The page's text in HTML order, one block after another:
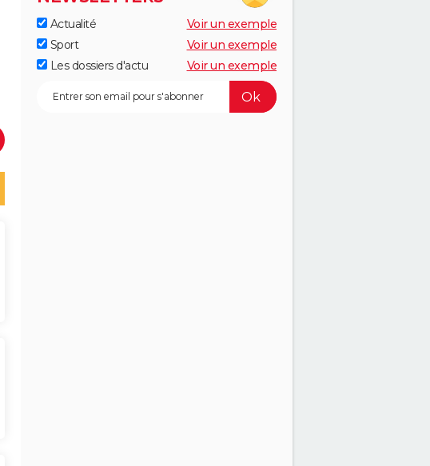
Actualité
Voir un exemple
Sport
Voir un exemple
Les dossiers d'actu
Voir un exemple